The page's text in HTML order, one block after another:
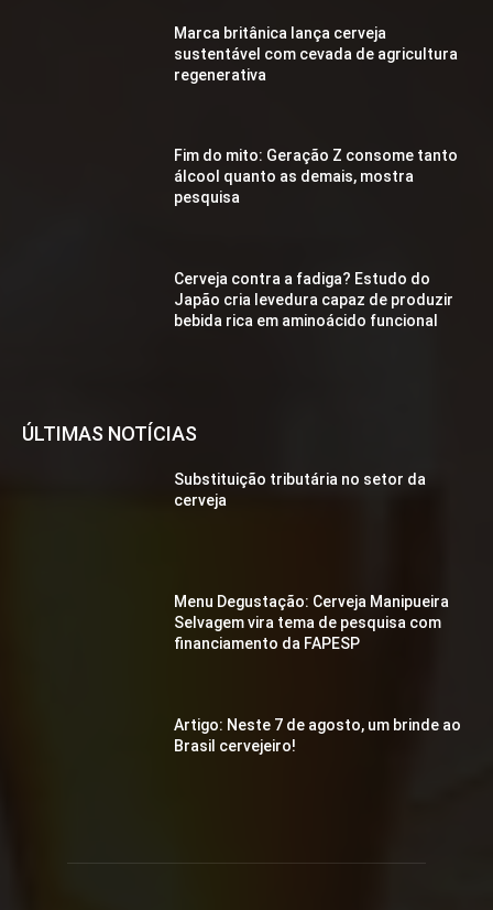
Marca britânica lança cerveja
sustentável com cevada de agricultura
regenerativa
Fim do mito: Geração Z consome tanto
álcool quanto as demais, mostra
pesquisa
Cerveja contra a fadiga? Estudo do
Japão cria levedura capaz de produzir
bebida rica em aminoácido funcional
ÚLTIMAS NOTÍCIAS
Substituição tributária no setor da
cerveja
Menu Degustação: Cerveja Manipueira
Selvagem vira tema de pesquisa com
financiamento da FAPESP
Artigo: Neste 7 de agosto, um brinde ao
Brasil cervejeiro!